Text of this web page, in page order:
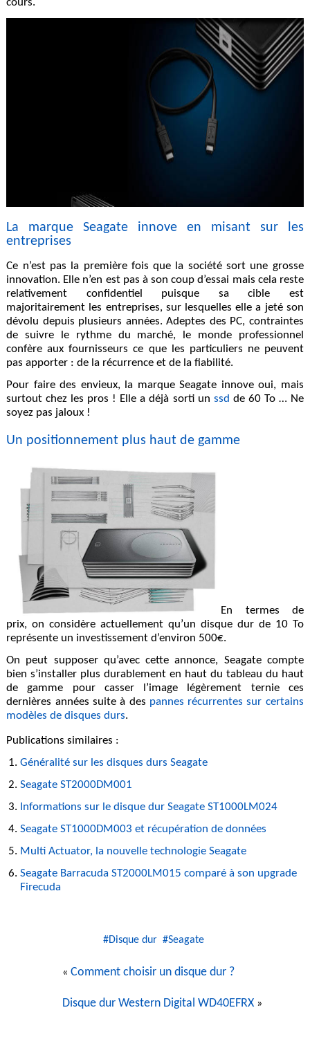
cours.
La marque Seagate innove en misant sur les
entreprises
Ce n’est pas la première fois que la société sort une grosse
innovation. Elle n’en est pas à son coup d’essai mais cela reste
relativement confidentiel puisque sa cible est
majoritairement les entreprises, sur lesquelles elle a jeté son
dévolu depuis plusieurs années. Adeptes des PC, contraintes
de suivre le rythme du marché, le monde professionnel
confère aux fournisseurs ce que les particuliers ne peuvent
pas apporter : de la récurrence et de la fiabilité.
Pour faire des envieux, la marque Seagate innove oui, mais
surtout chez les pros ! Elle a déjà sorti un ssd de 60 To … Ne
soyez pas jaloux !
Un positionnement plus haut de gamme
En termes de
prix, on considère actuellement qu’un disque dur de 10 To
représente un investissement d’environ 500€.
On peut supposer qu’avec cette annonce, Seagate compte
bien s’installer plus durablement en haut du tableau du haut
de gamme pour casser l’image légèrement ternie ces
dernières années suite à des pannes récurrentes sur certains
modèles de disques durs.
Publications similaires :
Généralité sur les disques durs Seagate
Seagate ST2000DM001
Informations sur le disque dur Seagate ST1000LM024
Seagate ST1000DM003 et récupération de données
Multi Actuator, la nouvelle technologie Seagate
Seagate Barracuda ST2000LM015 comparé à son upgrade
Firecuda
#Disque dur #Seagate
« Comment choisir un disque dur ?
Disque dur Western Digital WD40EFRX»